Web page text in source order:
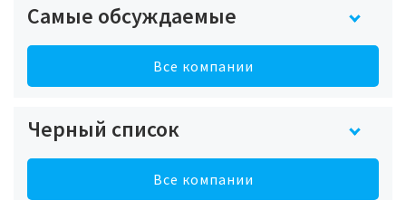
Самые обсуждаемые
Все компании
Черный список
Все компании